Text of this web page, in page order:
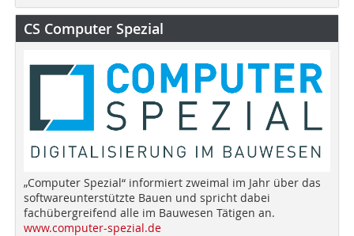
CS Computer Spezial
„Computer Spezial“ informiert zweimal im Jahr über das
softwareunterstützte Bauen und spricht dabei
fachübergreifend alle im Bauwesen Tätigen an.
www.computer-spezial.de